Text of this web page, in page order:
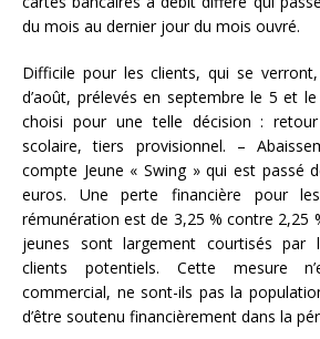
du mois au dernier jour du mois ouvré.
Difficile pour les clients, qui se
d’août, prélevés en septembre le 5 et
choisi pour une telle décision :
scolaire, tiers provisionnel. –
compte Jeune « Swing » qui est passé
euros. Une perte financière pour
rémunération est de 3,25 % contre 2,25
jeunes sont largement courtisés par
clients potentiels. Cette mesure
commercial, ne sont-ils pas la
d’être soutenu financièrement dans la